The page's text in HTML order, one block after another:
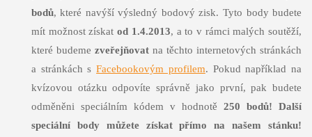
bodů, které navýší výsledný bodový zisk. Tyto body budete
mít možnost získatod 1.4.2013, a to v rámci malých soutěží,
které budeme zveřejňovatna těchto internetových stránkách
a stránkách sFacebookovým profilem. Pokud například na
kvízovou otázku odpovíte správně jako první, pak budete
odměněni speciálním kódem v hodnotě250 bodů! Další
speciální body můžete získat přímo na našem stánku!